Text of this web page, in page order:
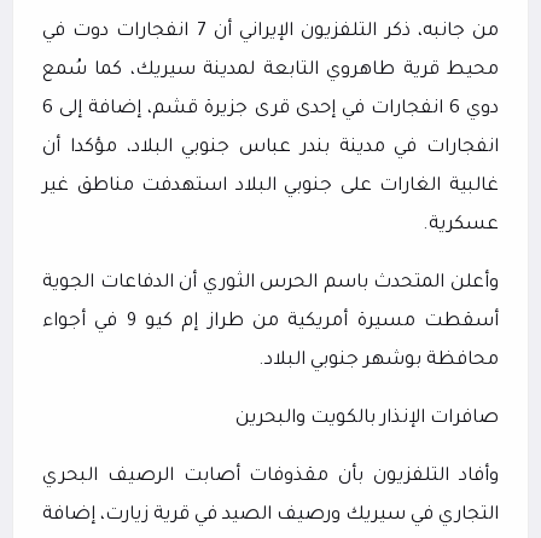
من جانبه، ذكر التلفزيون الإيراني أن 7 انفجارات دوت في
محيط قرية طاهروي التابعة لمدينة سيريك، كما سُمع
دوي 6 انفجارات في إحدى قرى جزيرة قشم، إضافة إلى 6
انفجارات في مدينة بندر عباس جنوبي البلاد، مؤكدا أن
غالبية الغارات على جنوبي البلاد استهدفت مناطق غير
عسكرية.
وأعلن المتحدث باسم الحرس الثوري أن الدفاعات الجوية
أسقطت مسيرة أمريكية من طراز إم كيو 9 في أجواء
محافظة بوشهر جنوبي البلاد.
صافرات الإنذار بالكويت والبحرين
وأفاد التلفزيون بأن مقذوفات أصابت الرصيف البحري
التجاري في سيريك ورصيف الصيد في قرية زيارت، إضافة